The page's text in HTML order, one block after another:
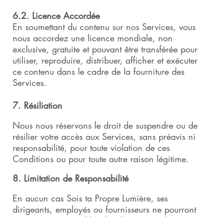
6.2. Licence Accordée
En soumettant du contenu sur nos Services, vous
nous accordez une licence mondiale, non
exclusive, gratuite et pouvant être transférée pour
utiliser, reproduire, distribuer, afficher et exécuter
ce contenu dans le cadre de la fourniture des
Services.
7. Résiliation
Nous nous réservons le droit de suspendre ou de
résilier votre accès aux Services, sans préavis ni
responsabilité, pour toute violation de ces
Conditions ou pour toute autre raison légitime.
8. Limitation de Responsabilité
En aucun cas Sois ta Propre Lumière, ses
dirigeants, employés ou fournisseurs ne pourront